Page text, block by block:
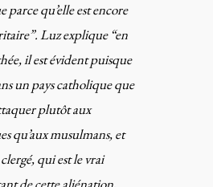
parce qu’elle est encore
Luz explique “en
il est évident puisque
un pays catholique que
plutôt aux
qu’aux musulmans, et
qui est le vrai